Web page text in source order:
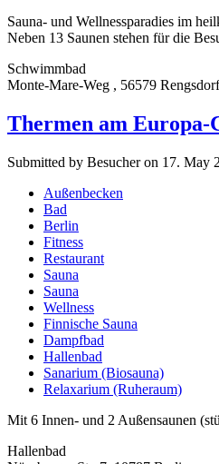
Sauna- und Wellnessparadies im
Neben 13 Saunen stehen für die
Schwimmbad
Monte-Mare-Weg , 56579 Rengsdorf
Thermen am
Submitted by Besucher on 17. May
Außenbecken
Bad
Berlin
Fitness
Restaurant
Sauna
Sauna
Wellness
Finnische Sauna
Dampfbad
Hallenbad
Sanarium (Biosauna)
Relaxarium (Ruheraum)
Mit 6 Innen- und 2 Außensaunen
Hallenbad